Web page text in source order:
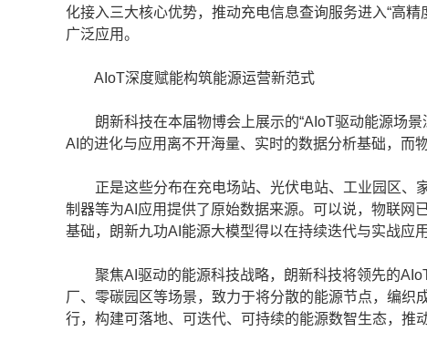
化接入三大核心优势，推动充电信息查询服务进入“高
广泛应用。
AIoT深度赋能构筑能源运营新范式
朗新科技在本届物博会上展示的“AIoT驱动能源场景
AI的进化与应用离不开海量、实时的数据分析基础，而
正是这些分布在充电场站、光伏电站、工业园区、
制器等为AI应用提供了原始数据来源。可以说，物联网
基础，朗新九功AI能源大模型得以在持续迭代与实战应
聚焦AI驱动的能源科技战略，朗新科技将领先的
厂、零碳园区等场景，致力于将分散的能源节点，编织
行，构建可落地、可迭代、可持续的能源数智生态，推